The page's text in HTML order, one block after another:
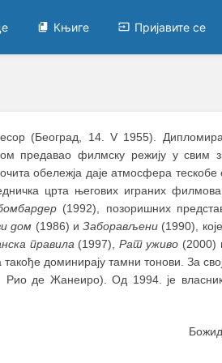
Књиге Пријавите се
(Београд, 14. V 1955).
предавао филмску режију у свим
обележја даје атмосфера тескобе
црта његових играних
(1992), позоришних
дом (1986) иЗаборављени (1990),
правила(1997), Рат уживо (2000)
доминирају тамни тонови. За
Рио де Жанеиро). Од 1994. је